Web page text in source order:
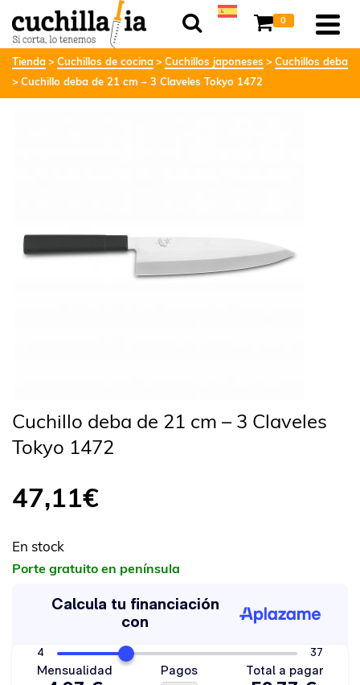
0
Tienda Cuchillos de cocina Cuchillos japoneses
Cuchillos deba
Cuchillo deba de 21 cm – 3 Claveles Tokyo 1472
Cuchillo deba de 21 cm – 3 Claveles
Tokyo 1472
47,11€
En stock
Porte gratuito en península